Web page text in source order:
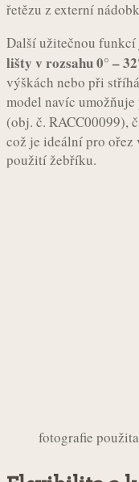
řetězu z externí
Další užitečnou funkcí
lišty v rozsahu 0° –
výškách nebo při
model navíc umožňuje
(obj. č. RACC00099),
což je ideální pro ořez
použití žebříku.
fotografie